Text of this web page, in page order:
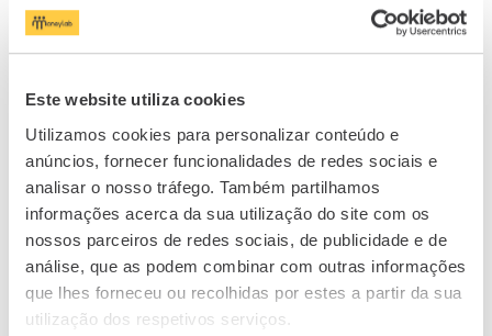
Este website utiliza cookies
Utilizamos cookies para personalizar conteúdo e
anúncios, fornecer funcionalidades de redes sociais e
analisar o nosso tráfego. Também partilhamos
informações acerca da sua utilização do site com os
nossos parceiros de redes sociais, de publicidade e de
análise, que as podem combinar com outras informações
que lhes forneceu ou recolhidas por estes a partir da sua
utilização dos respetivos serviços.
NEWSLETTER